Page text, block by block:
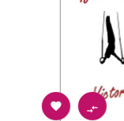
 